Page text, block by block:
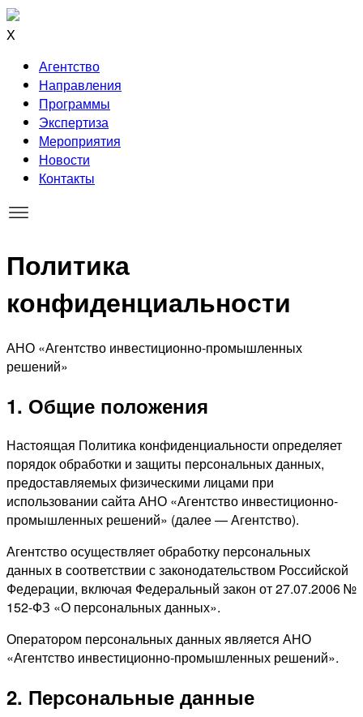
X
Агентство
Направления
Программы
Экспертиза
Мероприятия
Новости
Контакты
Политика
конфиденциальности
АНО «Агентство инвестиционно-промышленных
решений»
1. Общие положения
Настоящая Политика конфиденциальности определяет
порядок обработки и защиты персональных данных,
предоставляемых физическими лицами при
использовании сайта АНО «Агентство инвестиционно-
промышленных решений» (далее — Агентство).
Агентство осуществляет обработку персональных
данных в соответствии с законодательством Российской
Федерации, включая Федеральный закон от 27.07.2006 №
152-ФЗ «О персональных данных».
Оператором персональных данных является АНО
«Агентство инвестиционно-промышленных решений».
2. Персональные данные